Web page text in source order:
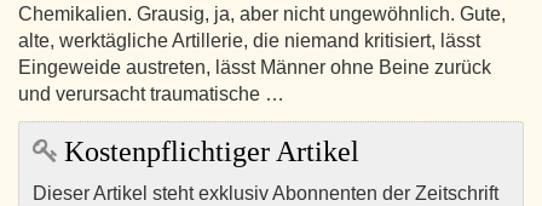
Chemikalien. Grausig, ja, aber nicht ungewöhnlich. Gute,
alte, werktägliche Artillerie, die niemand kritisiert, lässt
Eingeweide austreten, lässt Männer ohne Beine zurück
und verursacht traumatische …
Kostenpflichtiger Artikel
Dieser Artikel steht exklusiv Abonnenten der Zeitschrift